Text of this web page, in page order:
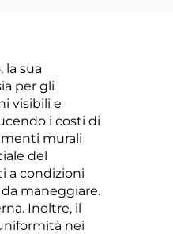
murale
tessuto,
sua
per gli
visibili e
i costi di
murali
del
a condizioni
maneggiare.
Inoltre, il
nei